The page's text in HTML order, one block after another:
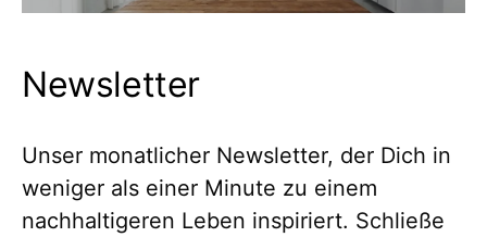
Newsletter
Unser monatlicher Newsletter, der Dich in
weniger als einer Minute zu einem
nachhaltigeren Leben inspiriert. Schließe